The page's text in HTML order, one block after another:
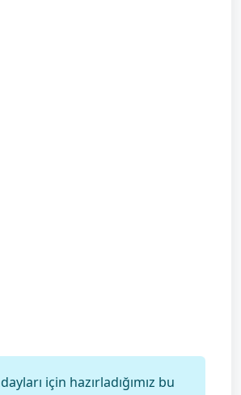
için hazırladığımız bu